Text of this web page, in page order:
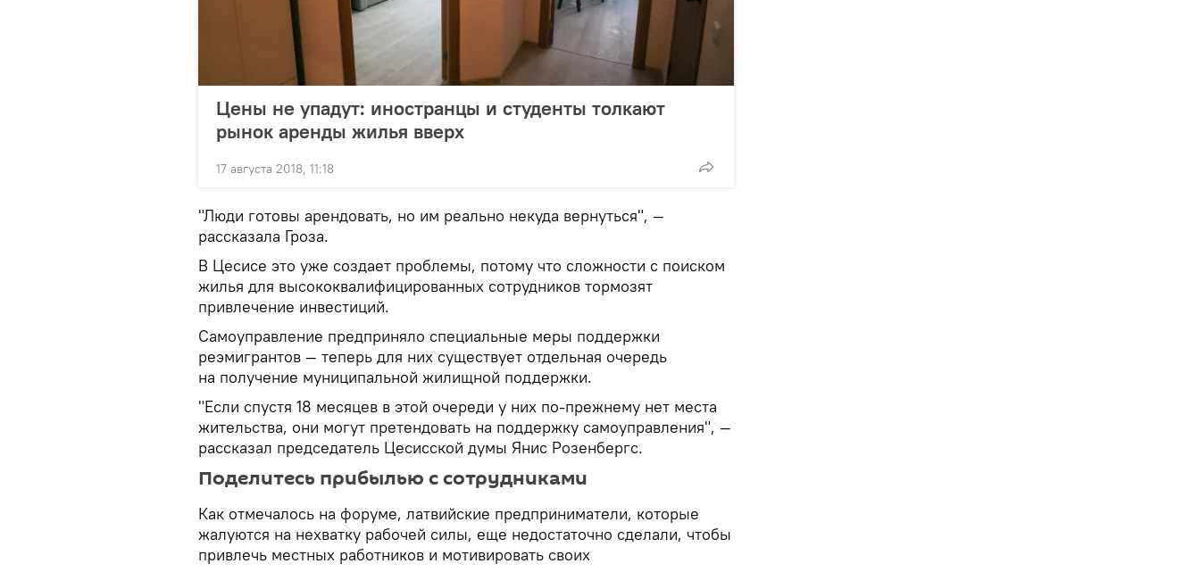
Цены не упадут: иностранцы и студенты толкают
рынок аренды жилья вверх
17 августа 2018, 11:18
"Люди готовы арендовать, но им реально некуда вернуться", —
рассказала Гроза.
В Цесисе это уже создает проблемы, потому что сложности с поиском
жилья для высококвалифицированных сотрудников тормозят
привлечение инвестиций.
Самоуправление предприняло специальные меры поддержки
реэмигрантов — теперь для них существует отдельная очередь
на получение муниципальной жилищной поддержки.
"Если спустя 18 месяцев в этой очереди у них по-прежнему нет места
жительства, они могут претендовать на поддержку самоуправления", —
рассказал председатель Цесисской думы Янис Розенбергс.
Поделитесь прибылью с сотрудниками
Как отмечалось на форуме, латвийские предприниматели, которые
жалуются на нехватку рабочей силы, еще недостаточно сделали, чтобы
привлечь местных работников и мотивировать своих